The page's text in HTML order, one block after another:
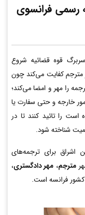
رسمی فرانسوی
قوه قضائیه شروع
کفایت می‌کند چون
را مهر و امضا می‌کند؛
خارجه و حتی سفارت یا
را تائید کنند تا در
شناخته شود.
اشراق برای ترجمه‌های
مترجم، مهر دادگستری،
کشور فرانسه است.